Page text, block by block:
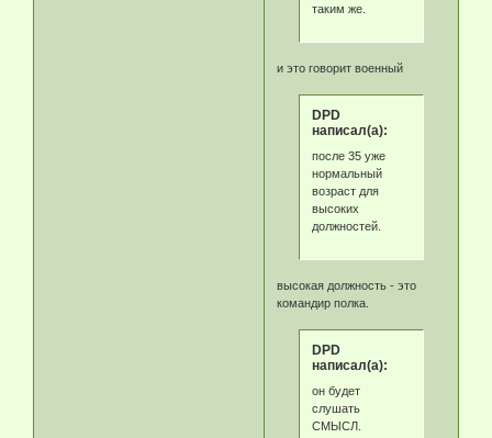
таким же.
и это говорит военный
DPD
написал(а):
после 35 уже
нормальный
возраст для
высоких
должностей.
высокая должность - это
командир полка.
DPD
написал(а):
он будет
слушать
СМЫСЛ.